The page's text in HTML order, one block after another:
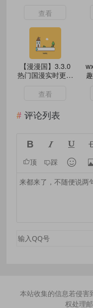
查看
【漫漫国】3.3.0
热门国漫实时更新
查看
评论列表
  
顶 踩 
本站收集的信息若侵害
权处理